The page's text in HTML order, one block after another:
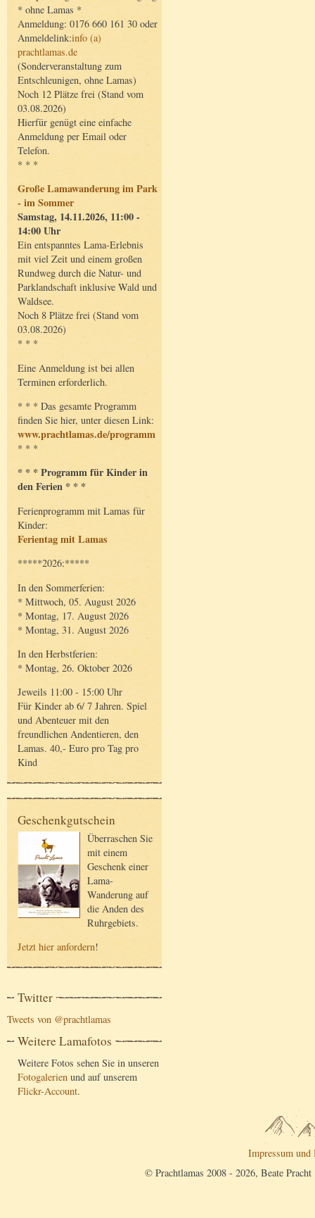
* ohne Lamas *
Anmeldung: 0176 660 161 30 oder
Anmeldelink:info (a)
prachtlamas.de
(Sonderveranstaltung zum
Entschleunigen, ohne Lamas)
Noch 12 Plätze frei (Stand vom
03.08.2026)
Hierfür genügt eine einfache
Anmeldung per Email oder
Telefon.
* * *
Große Lamawanderung im Park
- im Sommer
Samstag, 14.11.2026, 11:00 -
14:00 Uhr
Ein entspanntes Lama-Erlebnis
mit viel Zeit und einem großen
Rundweg durch die Natur- und
Parklandschaft inklusive Wald und
Waldsee.
Noch 8 Plätze frei (Stand vom
03.08.2026)
* * *
Eine Anmeldung ist bei allen
Terminen erforderlich.
* * * Das gesamte Programm
finden Sie hier, unter diesen Link:
www.prachtlamas.de/programm
* * *
* * * Programm für Kinder in
den Ferien * * *
Ferienprogramm mit Lamas für
Kinder:
Ferientag mit Lamas
*****2026:*****
In den Sommerferien:
* Mittwoch, 05. August 2026
* Montag, 17. August 2026
* Montag, 31. August 2026
In den Herbstferien:
* Montag, 26. Oktober 2026
Jeweils 11:00 - 15:00 Uhr
Für Kinder ab 6/ 7 Jahren. Spiel
und Abenteuer mit den
freundlichen Andentieren, den
Lamas. 40,- Euro pro Tag pro
Kind
Geschenkgutschein
Überraschen Sie
mit einem
Geschenk einer
Lama-
Wanderung auf
die Anden des
Ruhrgebiets.
Jetzt hier anfordern!
Twitter
Tweets von @prachtlamas
Weitere Lamafotos
Weitere Fotos sehen Sie in unseren
Fotogalerien und auf unserem
Flickr-Account.
Impressum und
© Prachtlamas 2008 - 2026, Beate Pracht